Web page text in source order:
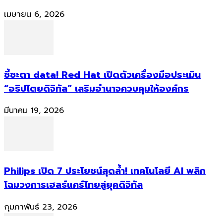
เมษายน 6, 2026
ชี้ชะตา data! Red Hat เปิดตัวเครื่องมือประเมิน
“อธิปไตยดิจิทัล” เสริมอำนาจควบคุมให้องค์กร
มีนาคม 19, 2026
Philips เปิด 7 ประโยชน์สุดล้ำ! เทคโนโลยี AI พลิก
โฉมวงการเฮลธ์แคร์ไทยสู่ยุคดิจิทัล
กุมภาพันธ์ 23, 2026